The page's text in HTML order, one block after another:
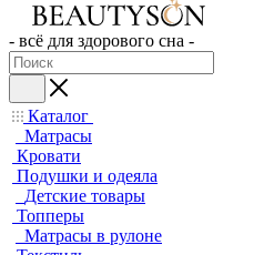
- всё для здорового сна -
Каталог
Матрасы
Кровати
Подушки и одеяла
Детские товары
Топперы
Матрасы в рулоне